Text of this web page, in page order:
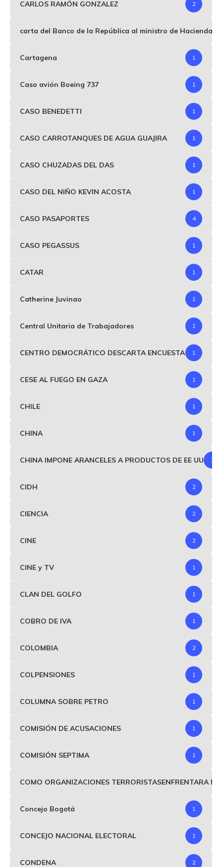
CARLOS RAMÓN GONZALEZ 2
carta del Banco de la República al ministro de Hacienda
Cartagena 1
Caso avión Boeing 737 1
CASO BENEDETTI 1
CASO CARROTANQUES DE AGUA GUAJIRA 1
CASO CHUZADAS DEL DAS 1
CASO DEL NIÑO KEVIN ACOSTA 1
CASO PASAPORTES 4
CASO PEGASSUS 1
CATAR 1
Catherine Juvinao 1
Central Unitaria de Trabajadores 1
CENTRO DEMOCRÁTICO DESCARTA ENCUESTA 1
CESE AL FUEGO EN GAZA 1
CHILE 1
CHINA 1
CHINA IMPONE ARANCELES A PRODUCTOS DE EE UU 1
CIDH 2
CIENCIA 2
CINE 2
CINE y TV 1
CLAN DEL GOLFO 1
COBRO DE IVA 1
COLOMBIA 2
COLPENSIONES 1
COLUMNA SOBRE PETRO 1
COMISIÓN DE ACUSACIONES 1
COMISIÓN SEPTIMA 1
COMO ORGANIZACIONES TERRORISTASENFRENTARA
Concejo Bogotá 1
CONCEJO NACIONAL ELECTORAL 1
CONDENA 2